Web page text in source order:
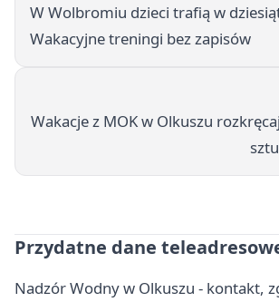
W Wolbromiu dzieci trafią w
Wakacyjne treningi bez zapisów
Wakacje z MOK w Olkuszu
Przydatne dane
Nadzór Wodny w Olkuszu - kontakt,